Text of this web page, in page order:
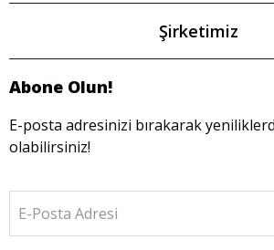
Şirketimiz
Abone Olun!
E-posta adresinizi bırakarak
olabilirsiniz!
E-Posta Adresi